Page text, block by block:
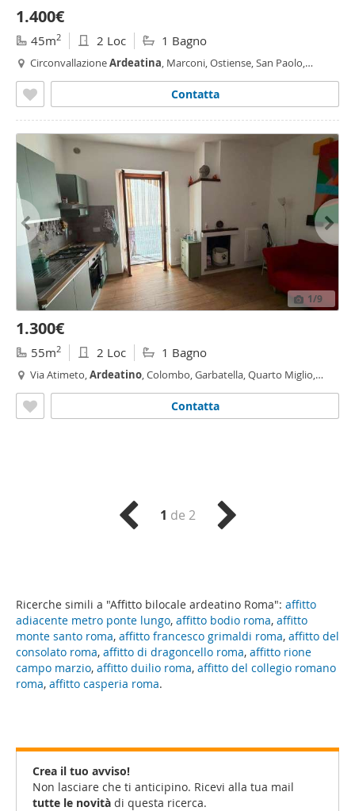
Ricerche simili a "Affitto bilocale ardeatino Roma": affitto
adiacente metro ponte lungo, affitto bodio roma, affitto
monte santo roma, affitto francesco grimaldi roma, affitto del
consolato roma, affitto di dragoncello roma, affitto rione
campo marzio, affitto duilio roma, affitto del collegio romano
roma, affitto casperia roma.
1.400€
45m2 2 Loc 1 Bagno
CirconvallazioneArdeatina, Marconi, Ostiense, San Paolo,
Contatta
1/9
1.300€
55m2 2 Loc 1 Bagno
Via Atimeto,Ardeatino, Colombo, Garbatella, Quarto Miglio,
Contatta
1 de 2
Crea il tuo avviso!
Non lasciare che ti anticipino. Ricevi alla tua mail
tutte le novità di questa ricerca.